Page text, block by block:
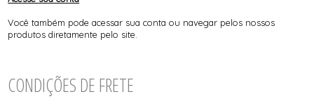
Você também pode acessar sua conta ou navegar pelos nossos
produtos diretamente pelo site.
CONDIÇÕES DE FRETE